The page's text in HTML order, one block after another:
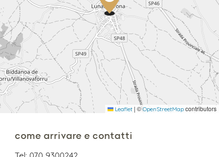
Leaflet | ©OpenStreetMap contributors
come arrivare e contatti